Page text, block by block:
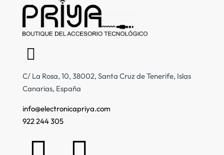
C/ La Rosa, 10, 38002, Santa Cruz de Tenerife, Islas
Canarias, España
info@electronicapriya.com
922 244 305